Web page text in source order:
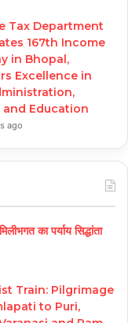
Tax Department
167th Income
in Bhopal,
Excellence in
and Education
ago
का पर्याय सिद्धांता
Train: Pilgrimage
to Puri,